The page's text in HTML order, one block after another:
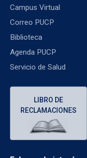
Campus Virtual
Correo PUCP
Biblioteca
Agenda PUCP
Servicio de Salud
LIBRO DE
RECLAMACIONES